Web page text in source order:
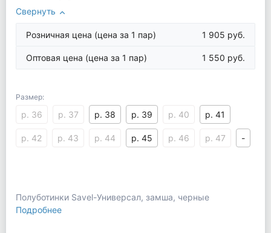
Свернуть
Розничная цена (цена за 1 пар) 1 905 руб.
Оптовая цена (цена за 1 пар) 1 550 руб.
Размер:
р. 36 р. 37 р. 38 р. 39 р. 40 р. 41
р. 42 р. 43 р. 44 р. 45 р. 46 р. 47 -
Полуботинки Savel-Универсал, замша, черные
Подробнее